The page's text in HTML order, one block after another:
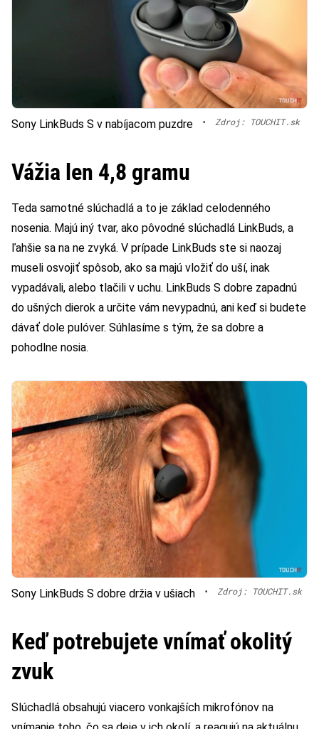
Sony LinkBuds S v nabíjacom puzdre • Zdroj: TOUCHIT.sk
Vážia len 4,8 gramu
Teda samotné slúchadlá a to je základ celodenného
nosenia. Majú iný tvar, ako pôvodné slúchadlá LinkBuds, a
ľahšie sa na ne zvyká. V prípade LinkBuds ste si naozaj
museli osvojiť spôsob, ako sa majú vložiť do uší, inak
vypadávali, alebo tlačili v uchu. LinkBuds S dobre zapadnú
do ušných dierok a určite vám nevypadnú, ani keď si budete
dávať dole pulóver. Súhlasíme s tým, že sa dobre a
pohodlne nosia.
Sony LinkBuds S dobre držia v ušiach • Zdroj: TOUCHIT.sk
Keď potrebujete vnímať okolitý
zvuk
Slúchadlá obsahujú viacero vonkajších mikrofónov na